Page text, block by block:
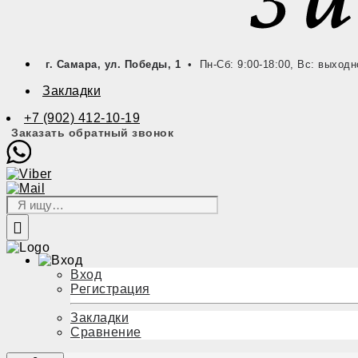
г. Самара, ул. Победы, 1 • Пн-Сб: 9:00-18:00, Вс:
Закладки
+7 (902) 412-10-19
Заказать обратный звонок
Вход
Регистрация
Закладки
Сравнение